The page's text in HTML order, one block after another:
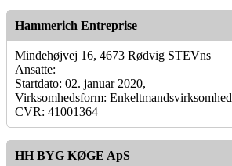
Hammerich Entreprise
Mindehøjvej 16, 4673 Rødvig STEVns
Ansatte:
Startdato: 02. januar 2020,
Virksomhedsform: Enkeltmandsvirksomhed
CVR: 41001364
HH BYG KØGE ApS